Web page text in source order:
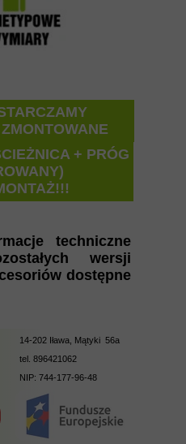
+ PRÓG
techniczne
wersji
dostępne
14-202 Iława, Mątyki 56a
tel. 896421062
NIP: 744-177-96-48